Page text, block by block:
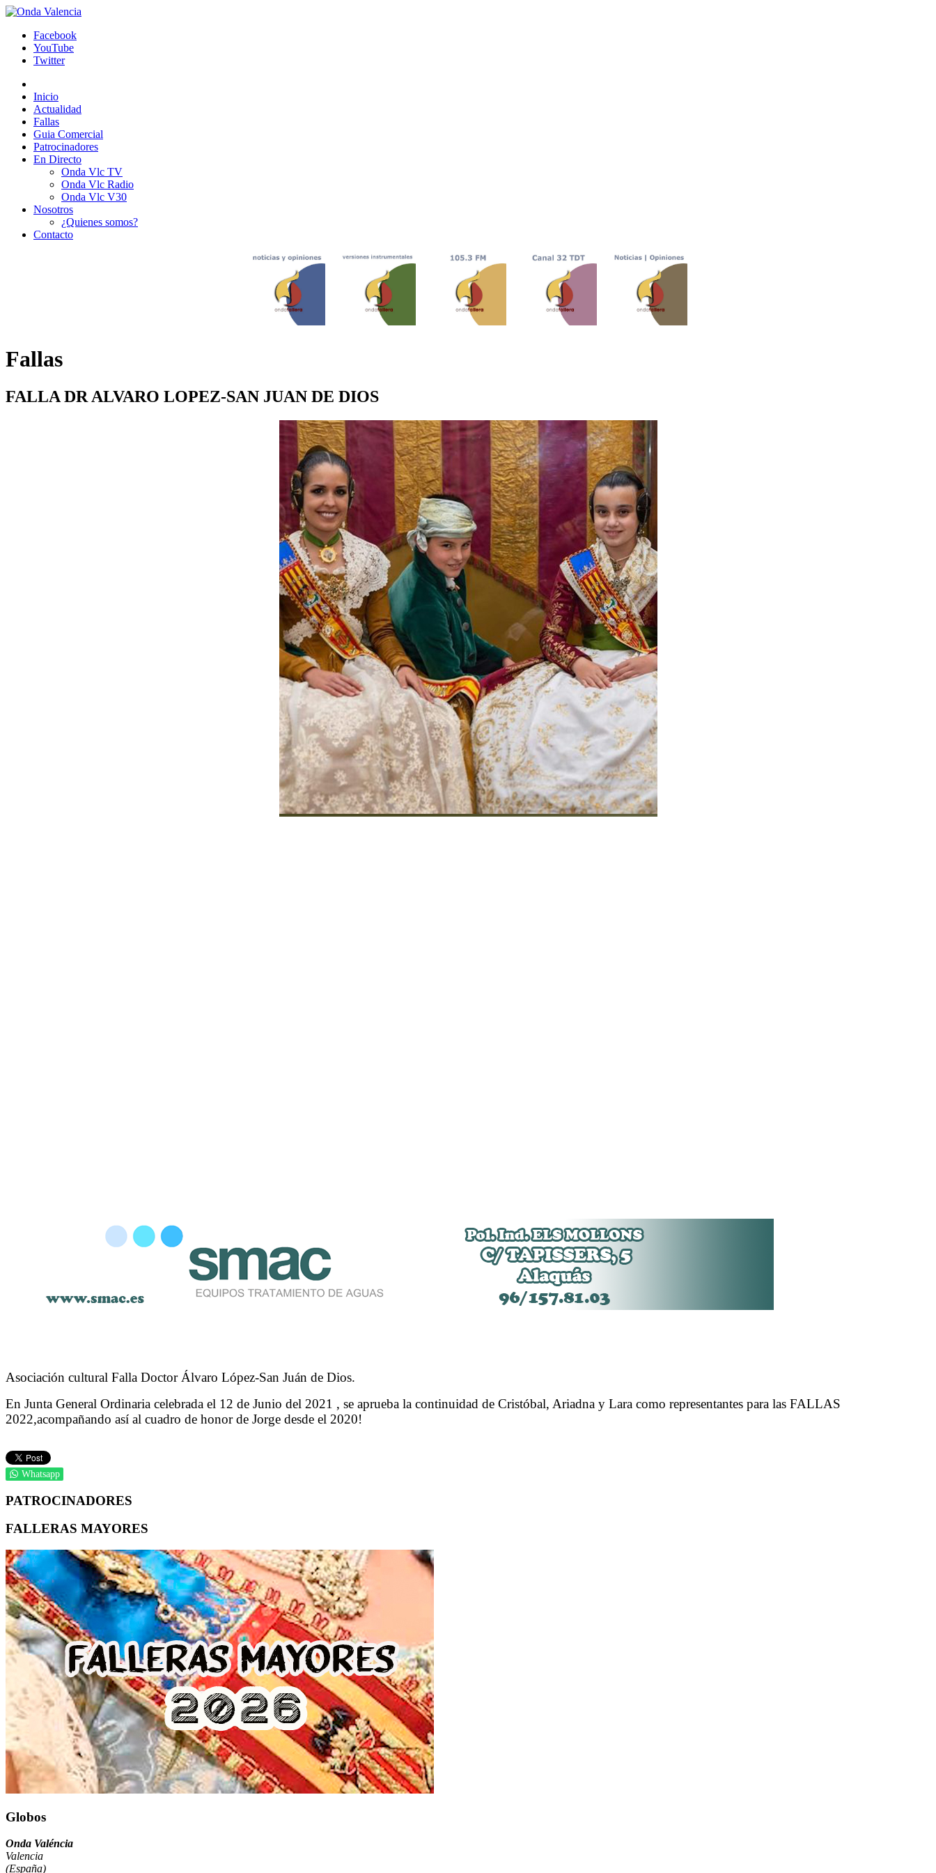
Facebook
YouTube
Twitter
Inicio
Actualidad
Fallas
Guia Comercial
Patrocinadores
En Directo
Onda Vlc TV
Onda Vlc Radio
Onda Vlc V30
Nosotros
¿Quienes somos?
Contacto
Fallas
FALLA DR ALVARO LOPEZ-SAN JUAN DE DIOS
Asociación cultural Falla Doctor Álvaro López-San Juán de Dios.
En Junta General Ordinaria celebrada el 12 de Junio del 2021 , se aprueba la continuidad de Cristóbal, Ariadna y Lara como representantes para las FALLAS
2022,acompañando así al cuadro de honor de Jorge desde el 2020!
Whatsapp
PATROCINADORES
FALLERAS MAYORES
Globos
Onda Valéncia
Valencia
(España)